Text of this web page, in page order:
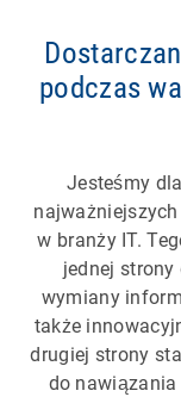
podczas
Jesteśmy
w branży IT.
jednej
wymiany
także
drugiej strony
do